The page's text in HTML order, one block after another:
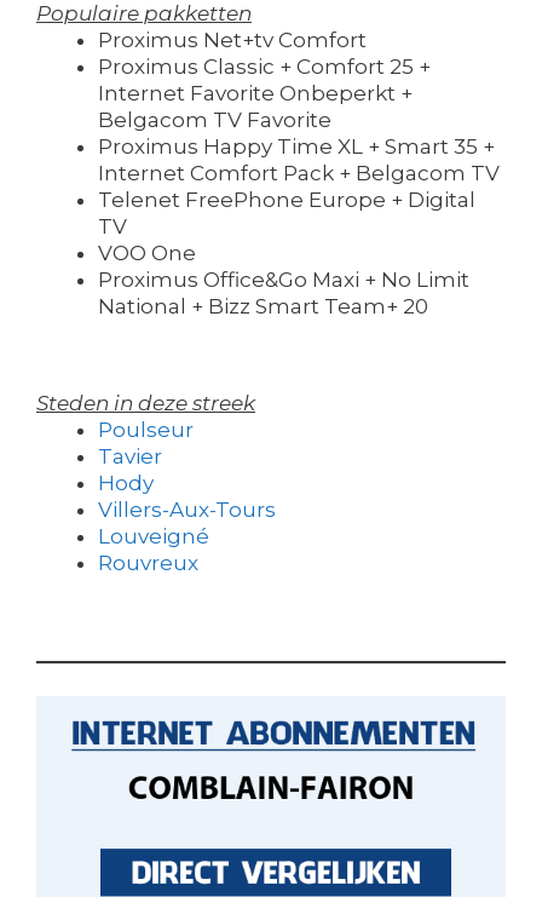
Populaire pakketten
Proximus Net+tv Comfort
Proximus Classic + Comfort 25 +
Internet Favorite Onbeperkt +
Belgacom TV Favorite
Proximus Happy Time XL + Smart 35 +
Internet Comfort Pack + Belgacom TV
Telenet FreePhone Europe + Digital
TV
VOO One
Proximus Office&Go Maxi + No Limit
National + Bizz Smart Team+ 20
Steden in deze streek
Poulseur
Tavier
Hody
Villers-Aux-Tours
Louveigné
Rouvreux